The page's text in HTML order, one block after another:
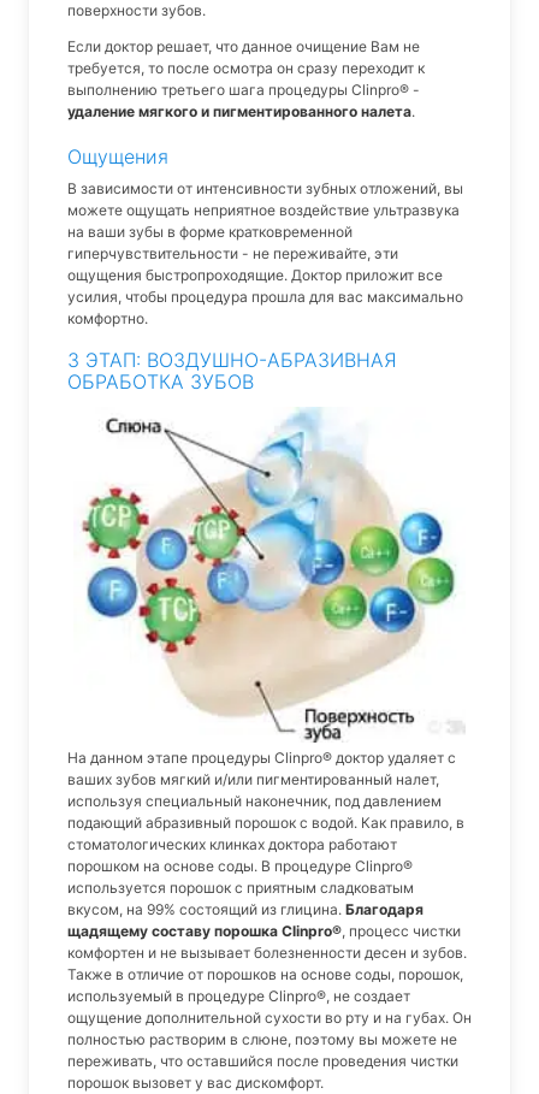
поверхности зубов.
Если доктор решает, что данное очищение Вам не
требуется, то после осмотра он сразу переходит к
выполнению третьего шага процедуры Clinpro® -
удаление мягкого и пигментированного налета.
Ощущения
В зависимости от интенсивности зубных отложений, вы
можете ощущать неприятное воздействие ультразвука
на ваши зубы в форме кратковременной
гиперчувствительности - не переживайте, эти
ощущения быстропроходящие. Доктор приложит все
усилия, чтобы процедура прошла для вас максимально
комфортно.
3 ЭТАП: ВОЗДУШНО-АБРАЗИВНАЯ
ОБРАБОТКА ЗУБОВ
На данном этапе процедуры Clinpro® доктор удаляет с
ваших зубов мягкий и/или пигментированный налет,
используя специальный наконечник, под давлением
подающий абразивный порошок с водой. Как правило, в
стоматологических клинках доктора работают
порошком на основе соды. В процедуре Clinpro®
используется порошок с приятным сладковатым
вкусом, на 99% состоящий из глицина. Благодаря
щадящему составу порошка Clinpro®, процесс чистки
комфортен и не вызывает болезненности десен и зубов.
Также в отличие от порошков на основе соды, порошок,
используемый в процедуре Clinpro®, не создает
ощущение дополнительной сухости во рту и на губах. Он
полностью растворим в слюне, поэтому вы можете не
переживать, что оставшийся после проведения чистки
порошок вызовет у вас дискомфорт.